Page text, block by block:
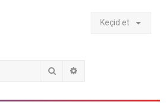
Keçid et
Axtar